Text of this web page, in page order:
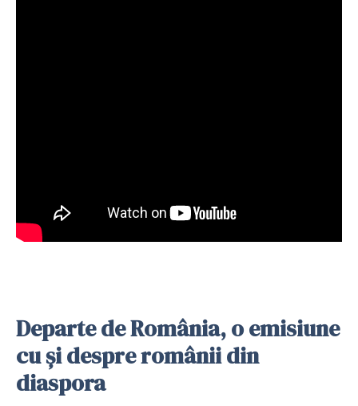
Departe de România, o emisiune
cu și despre românii din
diaspora